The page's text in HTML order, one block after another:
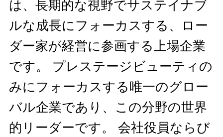
は、長期的な視野でサステイナブ
ルな成長にフォーカスする、ロー
ダー家が経営に参画する上場企業
です。 プレステージビューティの
みにフォーカスする唯一のグロー
バル企業であり、この分野の世界
的リーダーです。 会社役員ならび